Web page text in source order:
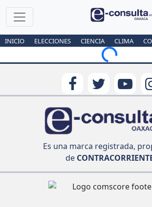
INICIO ELECCIONES CIENCIA CLIMA
Loading...
Es una marca registrada,
de